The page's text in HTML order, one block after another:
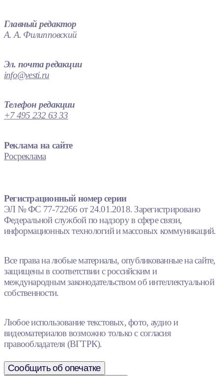
Главный редактор
А. А. Филипповский
Эл. почта редакции
info@vesti.ru
Телефон редакции
+7 495 232 63 33
Реклама на сайте
Росреклама
Регистрационный номер серии
ЭЛ № ФС 77-72266 от 24.01.2018. Зарегистрировано
Федеральной службой по надзору в сфере связи,
информационных технологий и массовых коммуникаций.
Все права на любые материалы, опубликованные на сайте,
защищены в соответствии с российским и
международным законодательством об интеллектуальной
собственности.
Любое использование текстовых, фото, аудио и
видеоматериалов возможно только с согласия
правообладателя (ВГТРК).
Сообщить об опечатке